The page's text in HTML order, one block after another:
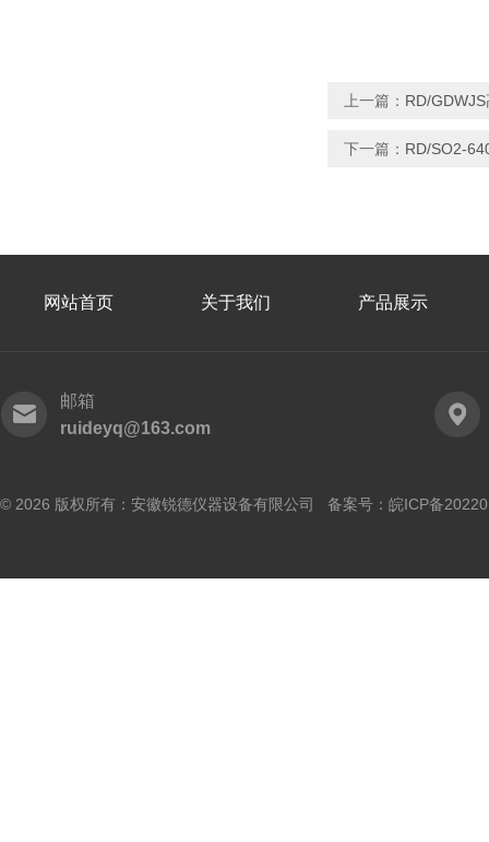
上一篇： RD/
下一篇： RD/SO2-
网站首页 关于我们 产品展示
邮箱
ruideyq@163.com
© 2026 版权所有：安徽锐德仪器设备有限公司 备案号： 皖ICP备